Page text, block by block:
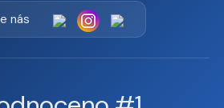
nás